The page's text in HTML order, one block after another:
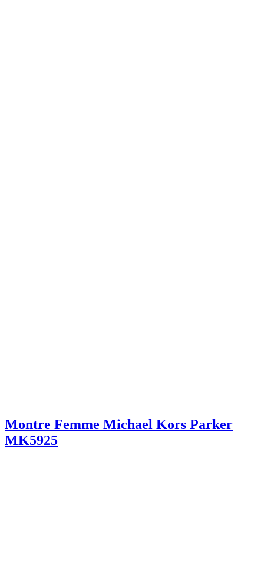
Montre Femme Michael Kors Parker
MK5925